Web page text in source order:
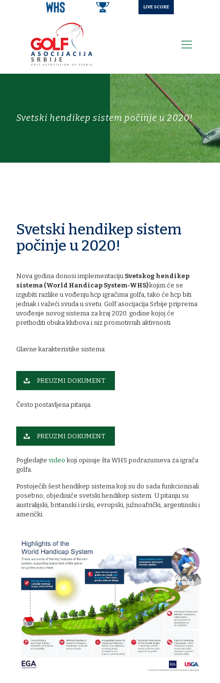
LIVE SCORE
Svetski hendikep sistem počinje u 2020!
Svetski hendikep sistem
počinje u 2020!
Nova godina donosi implementaciju Svetskog hendikep
sistema (World Handicap System-WHS)kojim će se
izgubiti razlike u vođenju hcp igračima golfa, tako će hcp biti
jednak i važeći svuda u svetu. Golf asocijacija Srbije priprema
uvođenje novog sistema za kraj 2020. godine kojoj će
prethoditi obuka klubova i niz promotivnih aktivnosti.
Glavne karakteristike sistema:
PREUZMI DOKUMENT
Često postavljena pitanja:
PREUZMI DOKUMENT
Pogledajte video koji opisuje šta WHS podrazumeva za igrača
golfa.
Postojećih šest hendikep sistema koji su do sada funkcionisali
posebno, objediniće svetski hendikep sistem. U pitanju su
australijski, britanski i irski, evropski, južnoafrički, argentinski i
američki.